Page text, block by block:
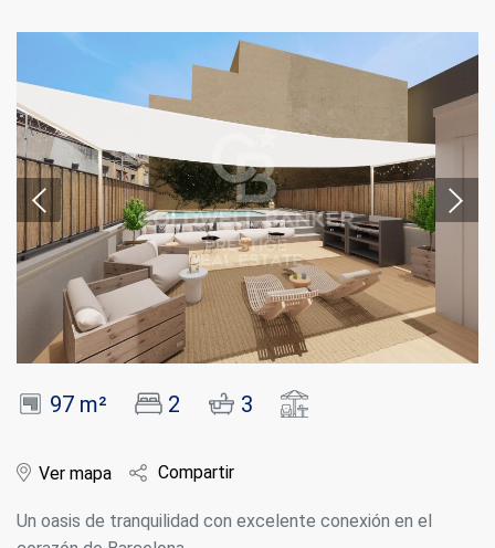
97 m² 2 3
Ver mapa Compartir
Un oasis de tranquilidad con excelente conexión en el